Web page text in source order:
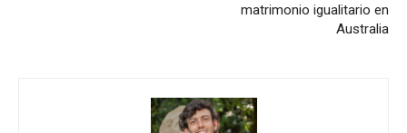
matrimonio igualitario en
Australia